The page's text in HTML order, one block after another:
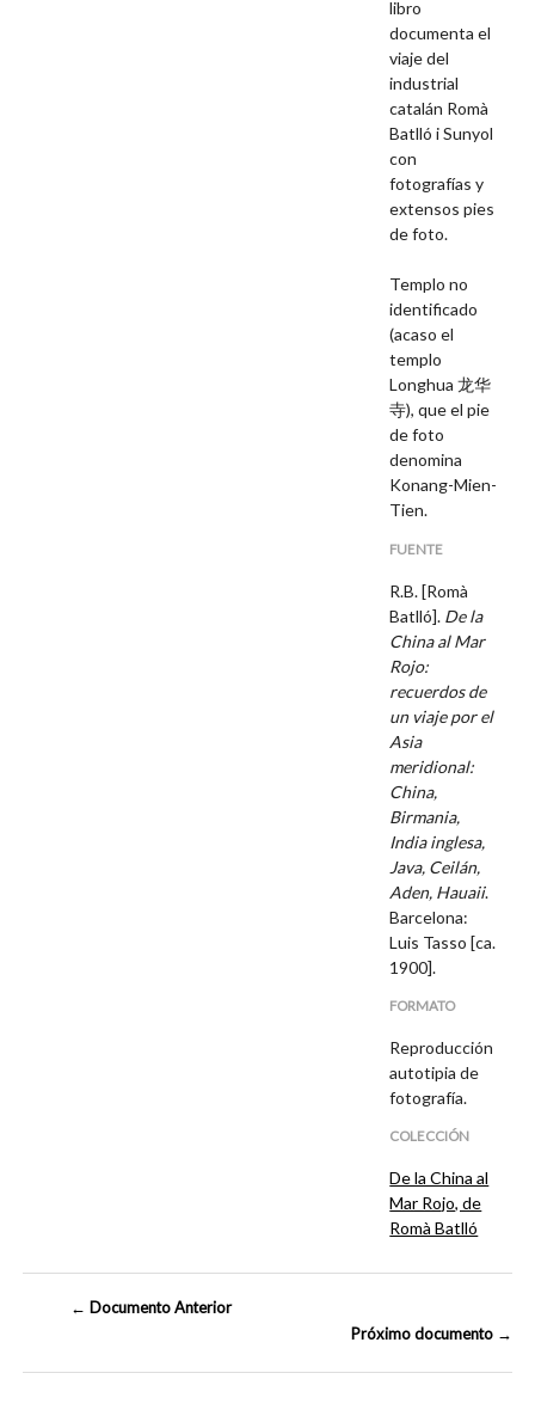
libro
documenta el
viaje del
industrial
catalán Romà
Batlló i Sunyol
con
fotografías y
extensos pies
de foto.
Templo no
identificado
(acaso el
templo
Longhua 龙华
寺), que el pie
de foto
denomina
Konang-Mien-
Tien.
FUENTE
R.B. [Romà
Batlló]. De la
China al Mar
Rojo:
recuerdos de
un viaje por el
Asia
meridional:
China,
Birmania,
India inglesa,
Java, Ceilán,
Aden, Hauaii.
Barcelona:
Luis Tasso [ca.
1900].
FORMATO
Reproducción
autotipia de
fotografía.
COLECCIÓN
De la China al
Mar Rojo, de
Romà Batlló
← Documento Anterior
Próximo documento →